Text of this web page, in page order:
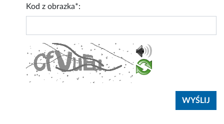
Kod z obrazka*: